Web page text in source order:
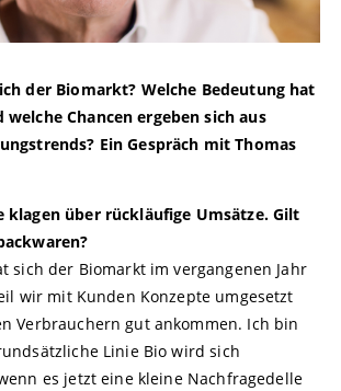
der Biomarkt? Welche Bedeutung hat
welche Chancen ergeben sich aus
Ein Gespräch mit Thomas
klagen über rückläufige Umsätze. Gilt
sich der Biomarkt im vergangenen Jahr
wir mit Kunden Konzepte umgesetzt
Verbrauchern gut ankommen. Ich bin
Linie Bio wird sich
es jetzt eine kleine Nachfragedelle